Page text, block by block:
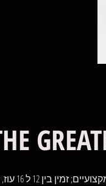
הגדול ביותר הוא כפפת אימון המיועדת